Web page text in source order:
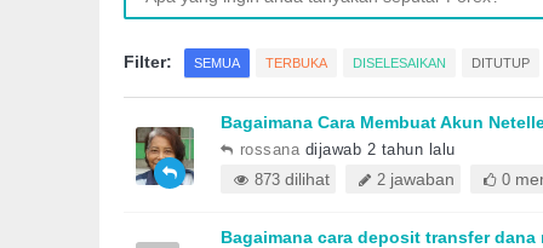
Filter: SEMUA TERBUKA DISELESAIKAN DITUTUP
Bagaimana Cara Membuat Akun
rossana dijawab 2 tahun lalu
873 dilihat 2 jawaban 0
Bagaimana cara deposit transfer